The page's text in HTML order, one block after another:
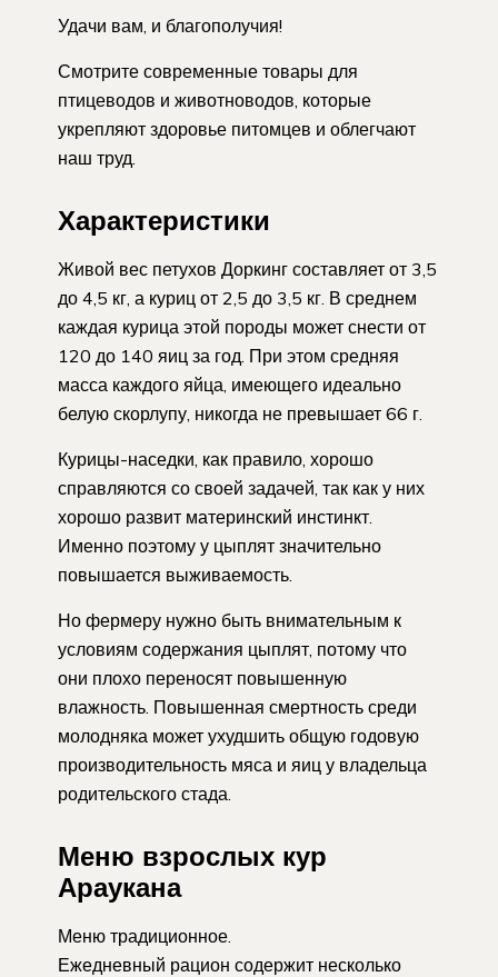
Удачи вам, и благополучия!
Смотрите современные товары для
птицеводов и животноводов, которые
укрепляют здоровье питомцев и облегчают
наш труд.
Характеристики
Живой вес петухов Доркинг составляет от 3,5
до 4,5 кг, а куриц от 2,5 до 3,5 кг. В среднем
каждая курица этой породы может снести от
120 до 140 яиц за год. При этом средняя
масса каждого яйца, имеющего идеально
белую скорлупу, никогда не превышает 66 г.
Курицы-наседки, как правило, хорошо
справляются со своей задачей, так как у них
хорошо развит материнский инстинкт.
Именно поэтому у цыплят значительно
повышается выживаемость.
Но фермеру нужно быть внимательным к
условиям содержания цыплят, потому что
они плохо переносят повышенную
влажность. Повышенная смертность среди
молодняка может ухудшить общую годовую
производительность мяса и яиц у владельца
родительского стада.
Меню взрослых кур
Араукана
Меню традиционное.
Ежедневный рацион содержит несколько